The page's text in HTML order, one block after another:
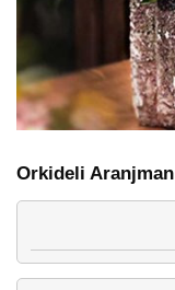
Orkideli Aranjman